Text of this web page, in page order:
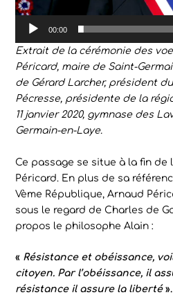
00:00
Extrait de la cérémonie des
Péricard, maire de Saint-
de Gérard Larcher, président
Pécresse, présidente de la
11 janvier 2020, gymnase des
Germain-en-Laye.
Ce passage se situe à la fin de
Péricard. En plus de sa
Vème République, Arnaud
sous le regard de Charles de
propos le philosophe Alain :
« Résistance et obéissance,
citoyen. Par l’obéissance, il
résistance il assure la liberté».